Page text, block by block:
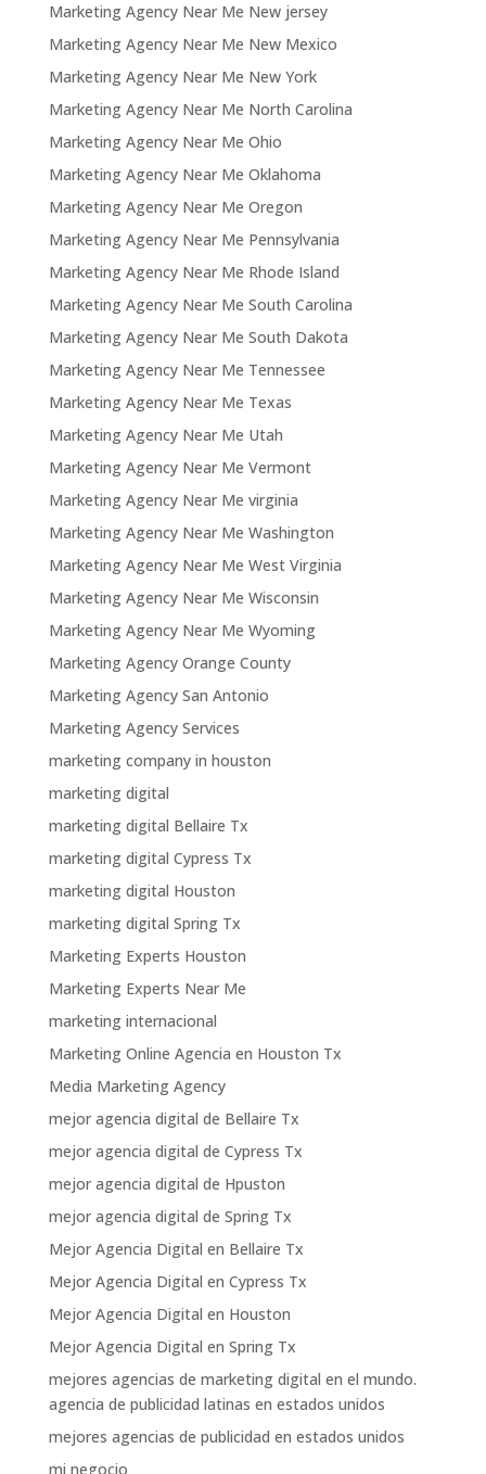
Marketing Agency Near Me New jersey
Marketing Agency Near Me New Mexico
Marketing Agency Near Me New York
Marketing Agency Near Me North Carolina
Marketing Agency Near Me Ohio
Marketing Agency Near Me Oklahoma
Marketing Agency Near Me Oregon
Marketing Agency Near Me Pennsylvania
Marketing Agency Near Me Rhode Island
Marketing Agency Near Me South Carolina
Marketing Agency Near Me South Dakota
Marketing Agency Near Me Tennessee
Marketing Agency Near Me Texas
Marketing Agency Near Me Utah
Marketing Agency Near Me Vermont
Marketing Agency Near Me virginia
Marketing Agency Near Me Washington
Marketing Agency Near Me West Virginia
Marketing Agency Near Me Wisconsin
Marketing Agency Near Me Wyoming
Marketing Agency Orange County
Marketing Agency San Antonio
Marketing Agency Services
marketing company in houston
marketing digital
marketing digital Bellaire Tx
marketing digital Cypress Tx
marketing digital Houston
marketing digital Spring Tx
Marketing Experts Houston
Marketing Experts Near Me
marketing internacional
Marketing Online Agencia en Houston Tx
Media Marketing Agency
mejor agencia digital de Bellaire Tx
mejor agencia digital de Cypress Tx
mejor agencia digital de Hpuston
mejor agencia digital de Spring Tx
Mejor Agencia Digital en Bellaire Tx
Mejor Agencia Digital en Cypress Tx
Mejor Agencia Digital en Houston
Mejor Agencia Digital en Spring Tx
mejores agencias de marketing digital en el mundo.
agencia de publicidad latinas en estados unidos
mejores agencias de publicidad en estados unidos
mi negocio